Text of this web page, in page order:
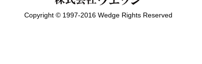
Copyright © 1997-2016 Wedge Rights Reserved